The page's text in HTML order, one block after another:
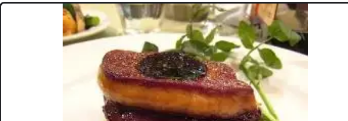
ログイン
会員登録
お知らせ